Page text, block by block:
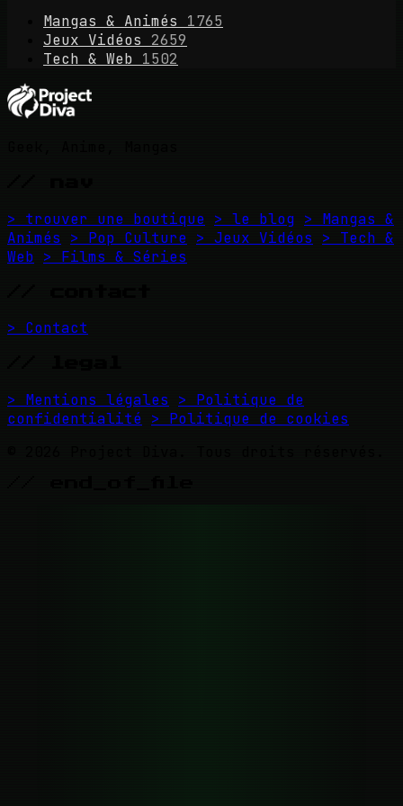
Mangas & Animés
1765
Jeux Vidéos
2659
Tech & Web 1502
> trouver une boutique > le blog > Mangas &
Animés
> Pop Culture > Jeux Vidéos
> Tech &
Web > Films & Séries
> Contact
> Mentions légales
> Politique de
confidentialité > Politique de cookies